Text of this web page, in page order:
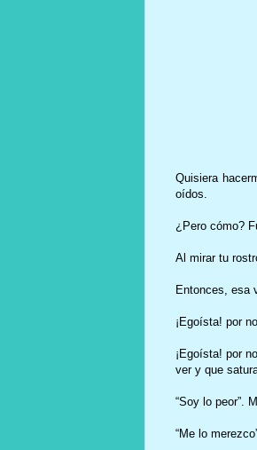
Quisiera
oídos.
¿Pero cómo?
Al mirar tu
Entonces, esa
¡Egoísta! por
¡Egoísta! por
ver y que
“Soy lo peor”.
“Me lo